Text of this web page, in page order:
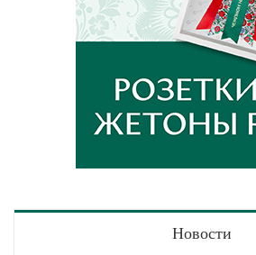
Новости